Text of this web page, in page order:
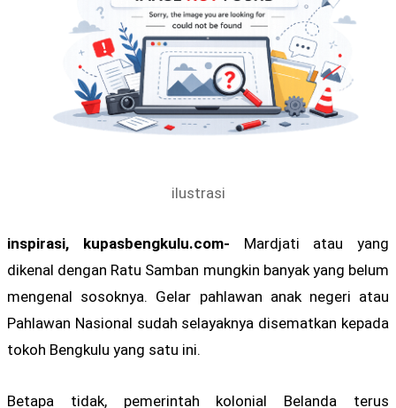
ilustrasi
inspirasi, kupasbengkulu.com- Mardjati atau yang
dikenal dengan Ratu Samban mungkin banyak yang belum
mengenal sosoknya. Gelar pahlawan anak negeri atau
Pahlawan Nasional sudah selayaknya disematkan kepada
tokoh Bengkulu yang satu ini.
Betapa tidak, pemerintah kolonial Belanda terus